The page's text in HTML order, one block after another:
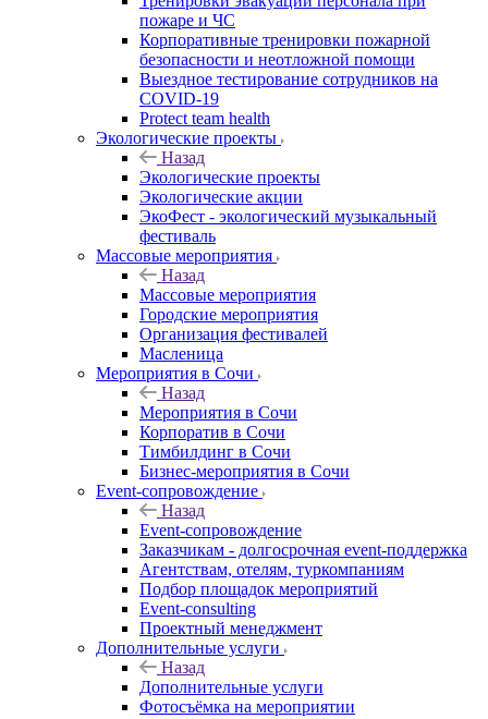
пожаре и ЧС
Корпоративные тренировки пожарной
безопасности и неотложной помощи
Выездное тестирование сотрудников на
COVID-19
Protect team health
Экологические проекты
Назад
Экологические проекты
Экологические акции
ЭкоФест - экологический музыкальный
фестиваль
Массовые мероприятия
Назад
Массовые мероприятия
Городские мероприятия
Организация фестивалей
Масленица
Мероприятия в Сочи
Назад
Мероприятия в Сочи
Корпоратив в Сочи
Тимбилдинг в Сочи
Бизнес-мероприятия в Сочи
Event-сопровождение
Назад
Event-сопровождение
Заказчикам - долгосрочная event-поддержка
Агентствам, отелям, туркомпаниям
Подбор площадок мероприятий
Event-consulting
Проектный менеджмент
Дополнительные услуги
Назад
Дополнительные услуги
Фотосъёмка на мероприятии